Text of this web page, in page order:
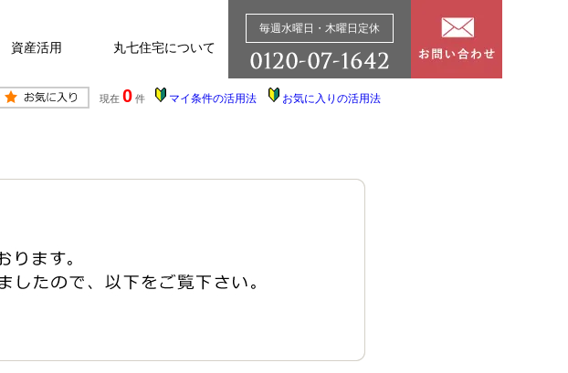
資産活用 丸七住宅について
毎週水曜日・木曜日定休
現在 0 件 マイ条件の活用法 お気に入りの活用法